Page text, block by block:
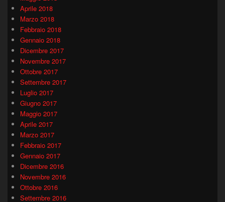
Aprile 2018
Marzo 2018
Febbraio 2018
Gennaio 2018
Dicembre 2017
Novembre 2017
Ottobre 2017
Settembre 2017
Luglio 2017
Giugno 2017
Maggio 2017
Aprile 2017
Marzo 2017
Febbraio 2017
Gennaio 2017
Dicembre 2016
Novembre 2016
Ottobre 2016
Settembre 2016